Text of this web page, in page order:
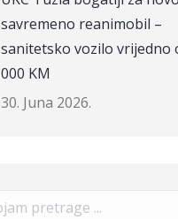
savremeno reanimobil –
sanitetsko vozilo vrijedno
000 KM
30. Juna 2026.